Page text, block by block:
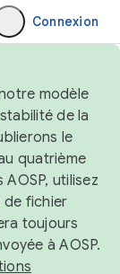
Connexion
modèle
de la
le
quatrième
utilisez
de fichier
toujours
à AOSP.